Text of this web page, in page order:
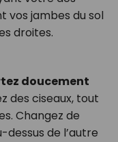
vos jambes du sol
droites.
doucement
des ciseaux, tout
Changez de
de l’autre